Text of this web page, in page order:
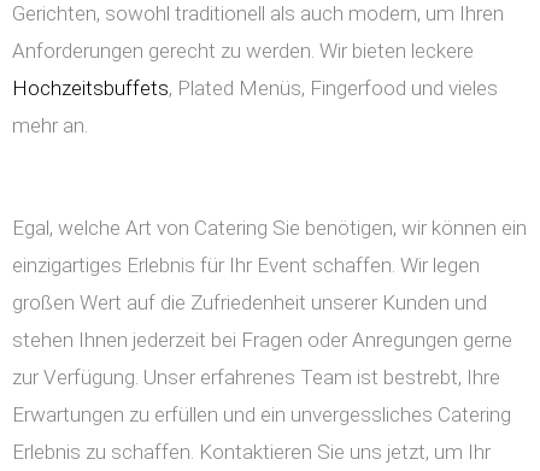
Gerichten, sowohl traditionell als auch modern, um Ihren
Anforderungen gerecht zu werden. Wir bieten leckere
Hochzeitsbuffets, Plated Menüs, Fingerfood und vieles
mehr an.
Egal, welche Art von Catering Sie benötigen, wir können ein
einzigartiges Erlebnis für Ihr Event schaffen. Wir legen
großen Wert auf die Zufriedenheit unserer Kunden und
stehen Ihnen jederzeit bei Fragen oder Anregungen gerne
zur Verfügung. Unser erfahrenes Team ist bestrebt, Ihre
Erwartungen zu erfüllen und ein unvergessliches Catering
Erlebnis zu schaffen. Kontaktieren Sie uns jetzt, um Ihr